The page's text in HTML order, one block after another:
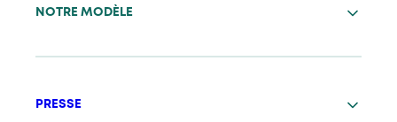
NOTRE MODÈLE
PRESSE